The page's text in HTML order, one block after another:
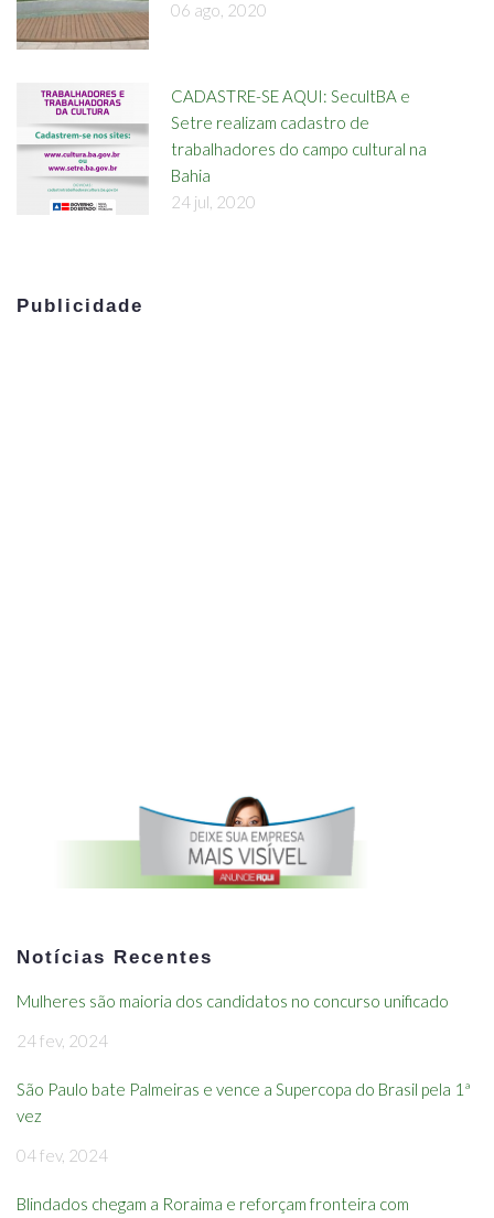
06 ago, 2020
CADASTRE-SE AQUI: SecultBA e
Setre realizam cadastro de
trabalhadores do campo cultural na
Bahia
24 jul, 2020
Publicidade
Notícias Recentes
Mulheres são maioria dos candidatos no concurso unificado
24 fev, 2024
São Paulo bate Palmeiras e vence a Supercopa do Brasil pela 1ª
vez
04 fev, 2024
Blindados chegam a Roraima e reforçam fronteira com